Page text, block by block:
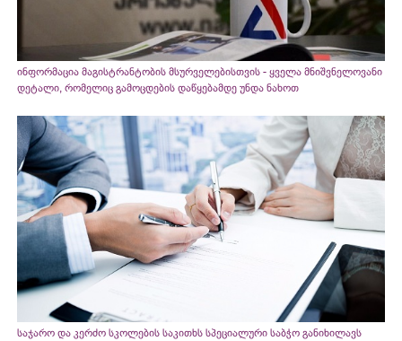
ინფორმაცია მაგისტრანტობის მსურველებისთვის - ყველა მნიშვნელოვანი
დეტალი, რომელიც გამოცდების დაწყებამდე უნდა ნახოთ
საჯარო და კერძო სკოლების საკითხს სპეციალური საბჭო განიხილავს